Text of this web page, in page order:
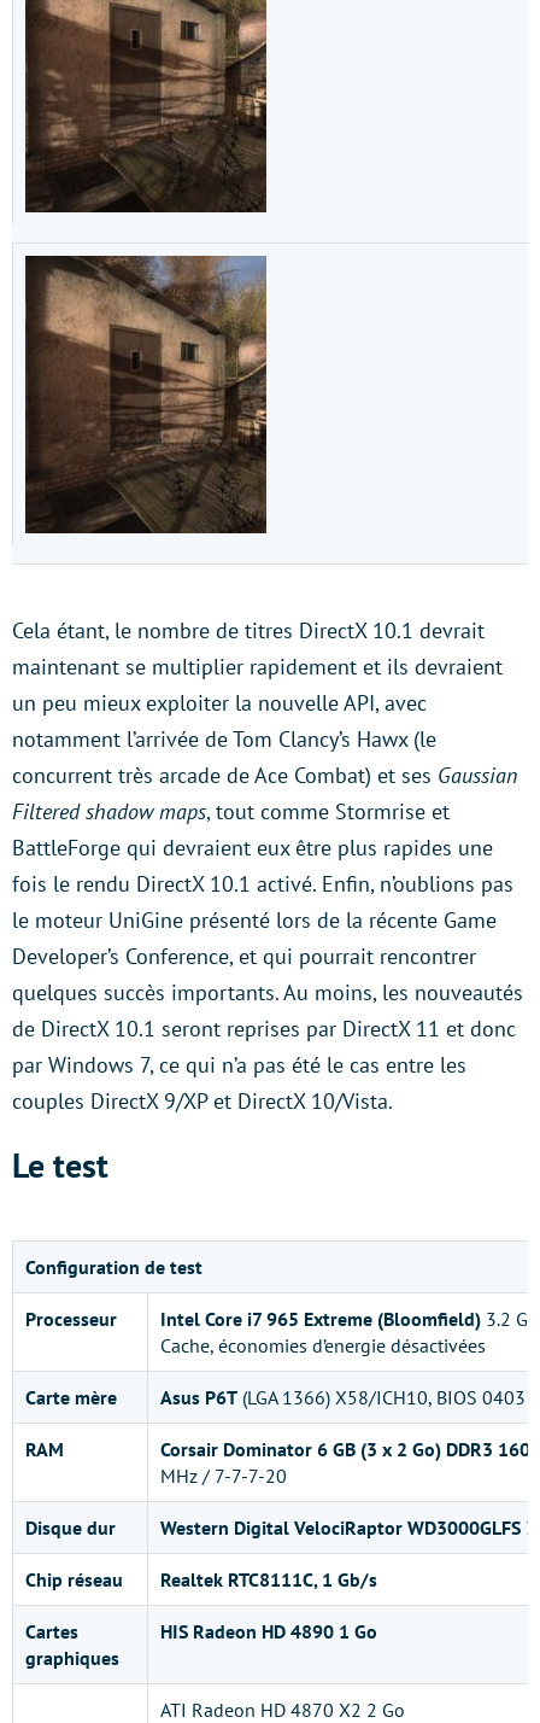
Cela étant, le nombre de titres DirectX 10.1 devrait
maintenant se multiplier rapidement et ils devraient
un peu mieux exploiter la nouvelle API, avec
notamment l’arrivée de Tom Clancy’s Hawx (le
concurrent très arcade de Ace Combat) et ses Gaussian
Filtered shadow maps, tout comme Stormrise et
BattleForge qui devraient eux être plus rapides une
fois le rendu DirectX 10.1 activé. Enfin, n’oublions pas
le moteur UniGine présenté lors de la récente Game
Developer’s Conference, et qui pourrait rencontrer
quelques succès importants. Au moins, les nouveautés
de DirectX 10.1 seront reprises par DirectX 11 et donc
par Windows 7, ce qui n’a pas été le cas entre les
couples DirectX 9/XP et DirectX 10/Vista.
Le test
Configuration de test
Processeur Intel Core i7 965 Extreme (Bloomfield) 3.2
Cache, économies d’energie désactivées
Carte mère Asus P6T (LGA 1366) X58/ICH10, BIOS 0403
RAM
Corsair Dominator 6 GB (3 x 2 Go) DDR3
MHz / 7-7-7-20
Disque dur Western Digital VelociRaptor WD3000GLFS
Chip réseau Realtek RTC8111C, 1 Gb/s
Cartes
graphiques
HIS Radeon HD 4890 1 Go
ATI Radeon HD 4870 X2 2 Go